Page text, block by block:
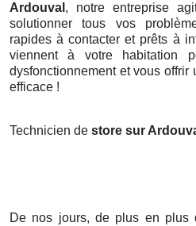
Ardouval , notre entreprise
solutionner tous vos
rapides à contacter et prêts à
viennent à votre habitation
dysfonctionnement et vous offrir
efficace !
Technicien de store sur
De nos jours, de plus en plus